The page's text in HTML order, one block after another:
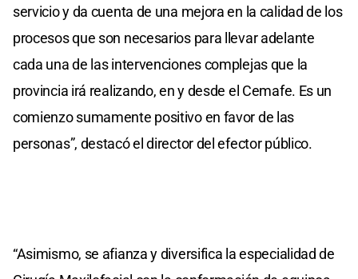
servicio y da cuenta de una mejora en la calidad de los
procesos que son necesarios para llevar adelante
cada una de las intervenciones complejas que la
provincia irá realizando, en y desde el Cemafe. Es un
comienzo sumamente positivo en favor de las
personas”, destacó el director del efector público.
“Asimismo, se afianza y diversifica la especialidad de